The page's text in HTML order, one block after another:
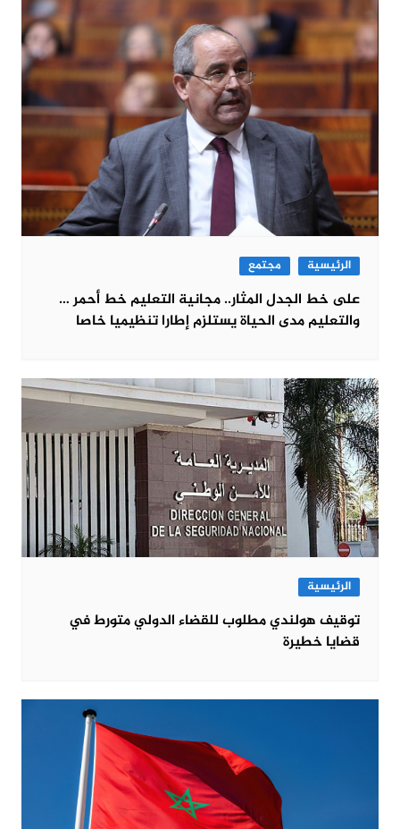
الرئيسية مجتمع
على خط الجدل المثار.. مجانية التعليم خط أحمر …
والتعليم مدى الحياة يستلزم إطارا تنظيميا خاصا
الرئيسية
توقيف هولندي مطلوب للقضاء الدولي متورط في
قضايا خطيرة